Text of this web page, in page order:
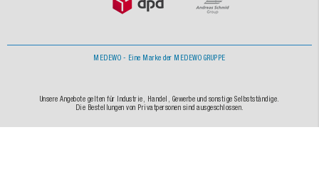
MEDEWO - Eine Marke der MEDEWO GRUPPE
Unsere Angebote gelten für Industrie, Handel, Gewerbe und sonstige Selbstständige.
Die Bestellungen von Privatpersonen sind ausgeschlossen.